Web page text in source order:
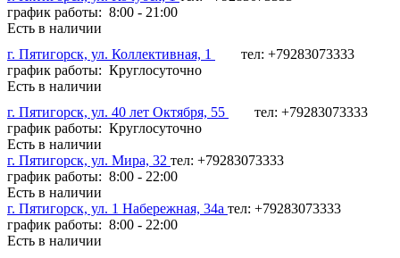
график работы: 8:00 - 21:00
Есть в наличии
г. Пятигорск, ул. Коллективная, 1
тел: +79283073333
график работы: Круглосуточно
Есть в наличии
г. Пятигорск, ул. 40 лет Октября, 55
тел: +79283073333
график работы: Круглосуточно
Есть в наличии
г. Пятигорск, ул. Мира, 32 тел: +79283073333
график работы: 8:00 - 22:00
Есть в наличии
г. Пятигорск, ул. 1 Набережная, 34а тел: +79283073333
график работы: 8:00 - 22:00
Есть в наличии